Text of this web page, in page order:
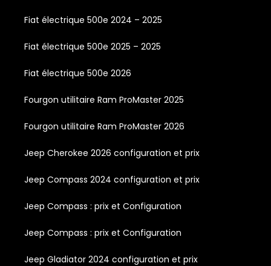
Fiat électrique 500e 2024 – 2025
Fiat électrique 500e 2025 – 2025
Fiat électrique 500e 2026
Fourgon utilitaire Ram ProMaster 2025
Fourgon utilitaire Ram ProMaster 2026
Jeep Cherokee 2026 configuration et prix
Jeep Compass 2024 configuration et prix
Jeep Compass : prix et Configuration
Jeep Compass : prix et Configuration
Jeep Gladiator 2024 configuration et prix